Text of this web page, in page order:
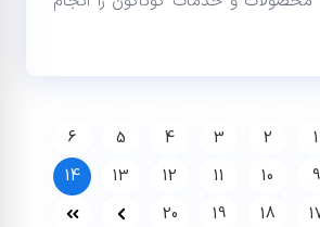
1
2
3
4
5
6
9
10
11
12
13
14
18
19
20